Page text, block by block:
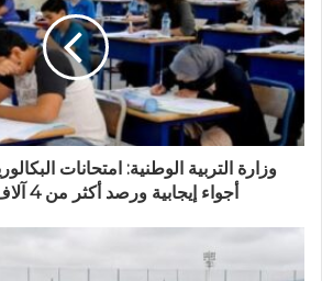
أجواء إيجابية ورصد أكثر من 4 آلاف حالة غش .